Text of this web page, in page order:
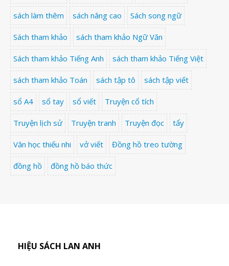
sách làm thêm sách nâng cao Sách song ngữ
Sách tham khảo sách tham khảo Ngữ Văn
Sách tham khảo Tiếng Anh sách tham khảo Tiếng Việt
sách tham khảo Toán sách tập tô sách tập viết
sổ A4 sổ tay sổ viết Truyện cổ tích
Truyện lịch sử Truyện tranh Truyện đọc tẩy
Văn học thiếu nhi vở viết Đồng hồ treo tường
đồng hồ đồng hồ báo thức
HIỆU SÁCH LAN ANH